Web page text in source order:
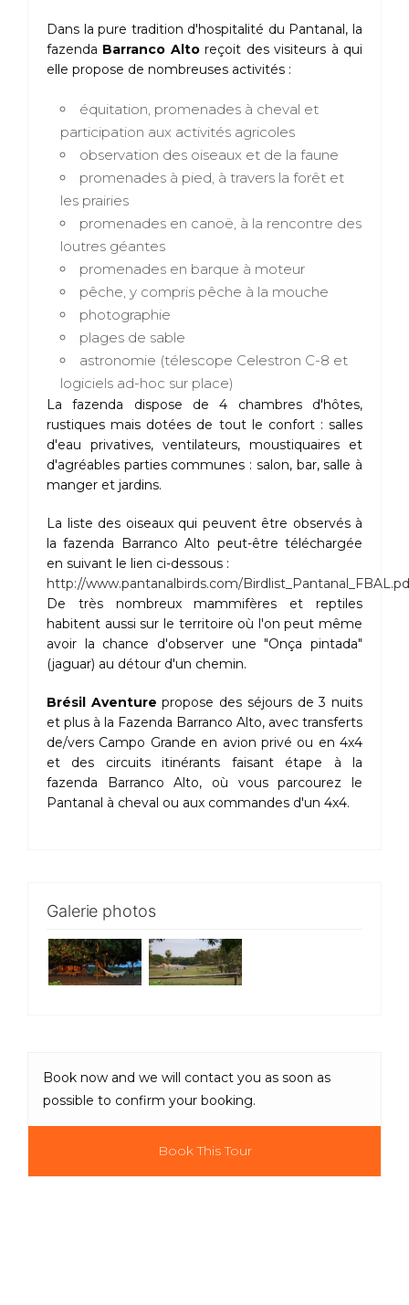
Dans la pure tradition d'hospitalité du Pantanal, la
fazenda Barranco Altoreçoit des visiteurs à qui
elle propose de nombreuses activités :
équitation, promenades à cheval et
participation aux activités agricoles
observation des oiseaux et de la faune
promenades à pied, à travers la forêt et
les prairies
promenades en canoë, à la rencontre des
loutres géantes
promenades en barque à moteur
pêche, y compris pêche à la mouche
photographie
plages de sable
astronomie (télescope Celestron C-8 et
logiciels ad-hoc sur place)
La fazenda dispose de 4 chambres d'hôtes,
rustiques mais dotées de tout le confort : salles
d'eau privatives, ventilateurs, moustiquaires et
d'agréables parties communes : salon, bar, salle à
manger et jardins.
La liste des oiseaux qui peuvent être observés à
la fazenda Barranco Alto peut-être téléchargée
en suivant le lien ci-dessous :
http://www.pantanalbirds.com/
De très nombreux mammifères et reptiles
habitent aussi sur le territoire où l'on peut même
avoir la chance d'observer une "Onça pintada"
(jaguar) au détour d'un chemin.
Brésil Aventure propose des séjours de 3 nuits
et plus à la Fazenda Barranco Alto, avec transferts
de/vers Campo Grande en avion privé ou en 4x4
et des circuits itinérants faisant étape à la
fazenda Barranco Alto, où vous parcourez le
Pantanal à cheval ou aux commandes d'un 4x4.
Galerie photos
Book now and we will contact you as soon as
possible to confirm your booking.
Book This Tour